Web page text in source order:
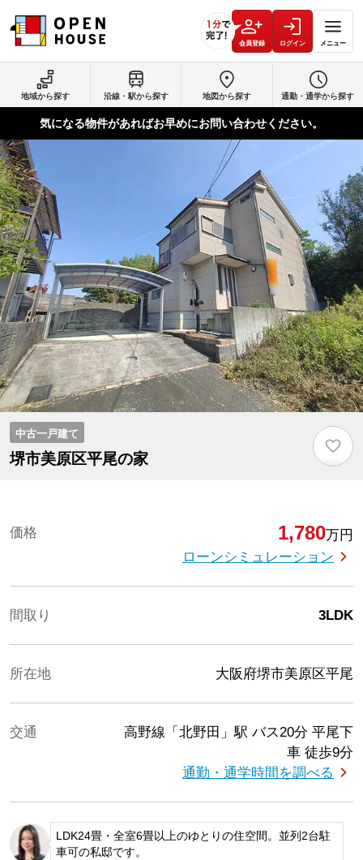
会員登録 ログイン メニュー
地域から探す 沿線・駅から探す 地図から探す 通勤・通学から探す
気になる物件があればお早めにお問い合わせください。
中古一戸建て
堺市美原区平尾の家
♡
価格 1,780万円
ローンシミュレーション
間取り 3LDK
所在地 大阪府堺市美原区平尾
交通 高野線「北野田」駅 バス20分 平尾下
車 徒歩9分
通勤・通学時間を調べる
LDK24畳・全室6畳以上のゆとりの住空間。並列2台駐
車可の私邸です。